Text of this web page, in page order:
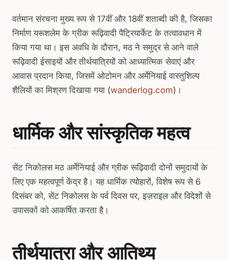
वर्तमान संरचना मुख्य रूप से 17वीं और 18वीं शताब्दी की है, जिसका
निर्माण यरूशलेम के ग्रीक रूढ़िवादी पैट्रियार्केट के तत्वावधान में
किया गया था। इस अवधि के दौरान, मठ ने समुद्र से आने वाले
रूढ़िवादी ईसाइयों और तीर्थयात्रियों को आध्यात्मिक सेवाएं और
आवास प्रदान किया, जिसमें ओटोमन और अर्मेनियाई वास्तुशिल्प
शैलियों का मिश्रण दिखाया गया (wanderlog.com)।
धार्मिक और सांस्कृतिक महत्व
सेंट निकोलस मठ अर्मेनियाई और ग्रीक रूढ़िवादी दोनों समुदायों के
लिए एक महत्वपूर्ण केंद्र है। यह धार्मिक त्योहारों, विशेष रूप से 6
दिसंबर को, सेंट निकोलस के पर्व दिवस पर, इज़राइल और विदेशों से
उपासकों को आकर्षित करता है।
तीर्थयात्रा और आतिथ्य